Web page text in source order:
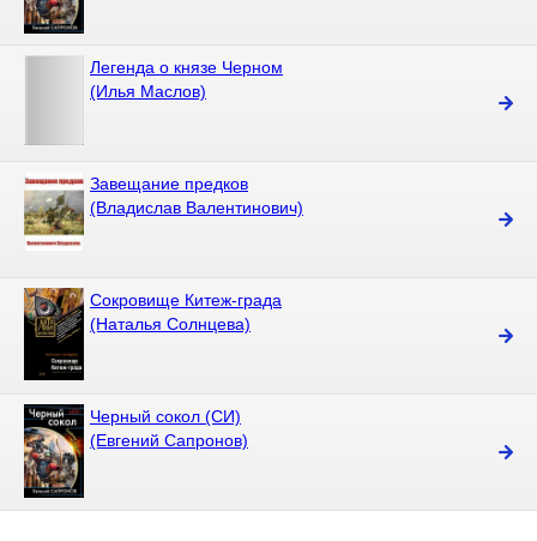
Легенда о князе Черном
(Илья Маслов)
Завещание предков
(Владислав Валентинович)
Сокровище Китеж-града
(Наталья Солнцева)
Черный сокол (СИ)
(Евгений Сапронов)